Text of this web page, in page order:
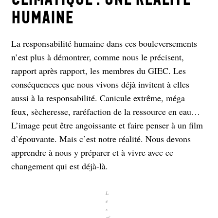
humaine
La responsabilité humaine dans ces bouleversements
n’est plus à démontrer, comme nous le précisent,
rapport après rapport, les membres du GIEC. Les
conséquences que nous vivons déjà invitent à elles
aussi à la responsabilité. Canicule extrême, méga
feux, sècheresse, raréfaction de la ressource en eau…
L’image peut être angoissante et faire penser à un film
d’épouvante. Mais c’est notre réalité. Nous devons
apprendre à nous y préparer et à vivre avec ce
changement qui est déjà-là.
L
e
s